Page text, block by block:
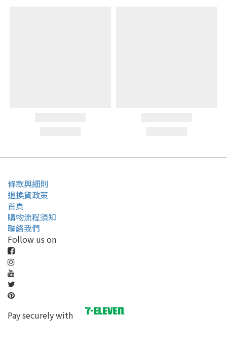
條款與細則
退換貨政策
首頁
購物流程須知
聯絡我們
Follow us on
Pay securely with